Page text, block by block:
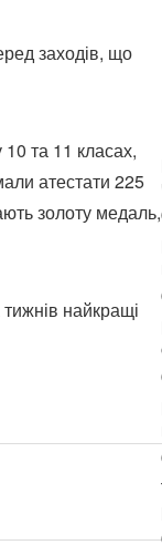
заходів, що
та 11 класах,
атестати 225
золоту медаль,
найкращі